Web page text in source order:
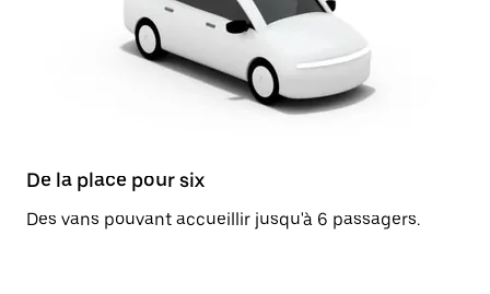
De la place pour six
Des vans pouvant accueillir jusqu'à 6 passagers.